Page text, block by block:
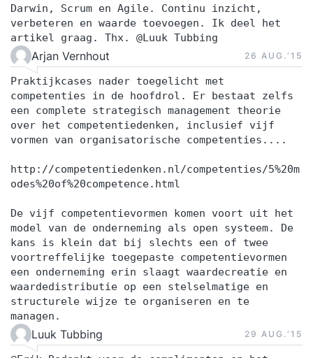
Darwin, Scrum en Agile. Continu inzicht,
verbeteren en waarde toevoegen. Ik deel het
artikel graag. Thx. @Luuk Tubbing
Arjan Vernhout 26 AUG.‘15
Praktijkcases nader toegelicht met
competenties in de hoofdrol. Er bestaat zelfs
een complete strategisch management theorie
over het competentiedenken, inclusief vijf
vormen van organisatorische competenties....
http://competentiedenken.nl/competenties/5%20m
odes%20of%20competence.html
De vijf competentievormen komen voort uit het
model van de onderneming als open systeem. De
kans is klein dat bij slechts een of twee
voortreffelijke toegepaste competentievormen
een onderneming erin slaagt waardecreatie en
waardedistributie op een stelselmatige en
structurele wijze te organiseren en te
managen.
Luuk Tubbing 29 AUG.‘15